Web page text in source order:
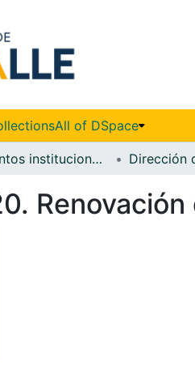
All of DSpace
Documentos institucionales